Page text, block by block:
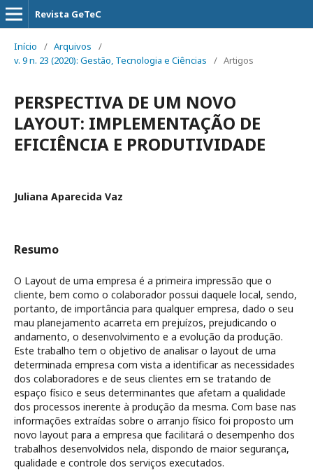
Revista GeTeC
Início / Arquivos
/
v. 9 n. 23 (2020): Gestão, Tecnologia e Ciências
/ Artigos
PERSPECTIVA DE UM NOVO
LAYOUT: IMPLEMENTAÇÃO DE
EFICIÊNCIA E PRODUTIVIDADE
Juliana Aparecida Vaz
Resumo
O Layout de uma empresa é a primeira impressão que o
cliente, bem como o colaborador possui daquele local, sendo,
portanto, de importância para qualquer empresa, dado o seu
mau planejamento acarreta em prejuízos, prejudicando o
andamento, o desenvolvimento e a evolução da produção.
Este trabalho tem o objetivo de analisar o layout de uma
determinada empresa com vista a identificar as necessidades
dos colaboradores e de seus clientes em se tratando de
espaço físico e seus determinantes que afetam a qualidade
dos processos inerente à produção da mesma. Com base nas
informações extraídas sobre o arranjo físico foi proposto um
novo layout para a empresa que facilitará o desempenho dos
trabalhos desenvolvidos nela, dispondo de maior segurança,
qualidade e controle dos serviços executados.